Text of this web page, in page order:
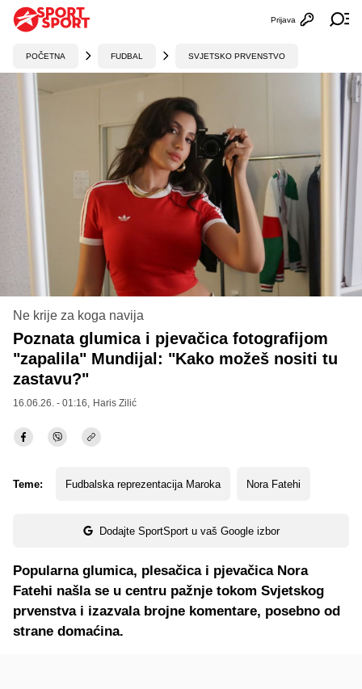
Otvori
Prijava
POČETNA FUDBAL SVJETSKO PRVENSTVO
Ne krije za koga navija
Poznata glumica i pjevačica fotografijom
"zapalila" Mundijal: "Kako možeš nositi tu
zastavu?"
16.06.26. - 01:16, Haris Zilić
Teme: Fudbalska reprezentacija Maroka Nora Fatehi
Dodajte SportSport u vaš Google izbor
Popularna glumica, plesačica i pjevačica Nora
Fatehi našla se u centru pažnje tokom Svjetskog
prvenstva i izazvala brojne komentare, posebno od
strane domaćina.